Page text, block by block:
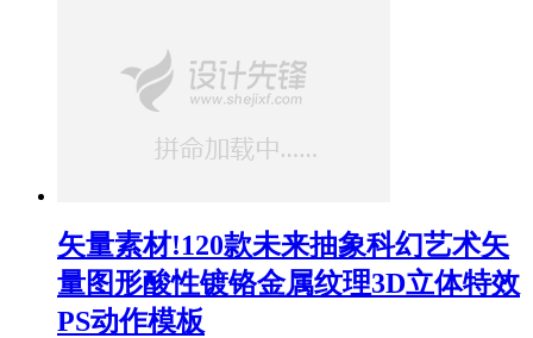
矢量素材!120款未来抽象科幻艺术矢
量图形酸性镀铬金属纹理3D立体特效
PS动作模板